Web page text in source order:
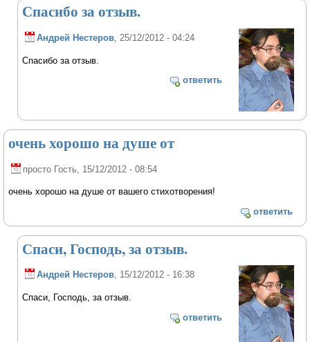
Спасибо за отзыв.
Андрей Нестеров , 25/12/2012 - 04:24
Спасибо за отзыв.
ответить
очень хорошо на душе от
просто Гость , 15/12/2012 - 08:54
очень хорошо на душе от вашего стихотворения!
ответить
Спаси, Господь, за отзыв.
Андрей Нестеров, 15/12/2012 - 16:38
Спаси, Господь, за отзыв.
ответить